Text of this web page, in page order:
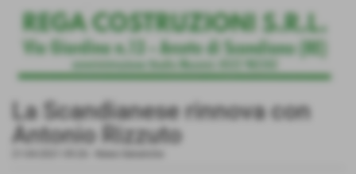
La Scandianese rinnova con
Antonio Rizzuto